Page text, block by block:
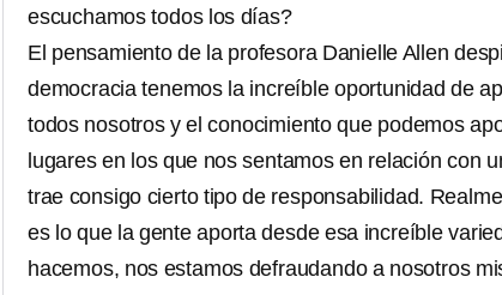
escuchamos todos los días?
El pensamiento de la profesora Danielle Allen
democracia tenemos la increíble oportunidad de
todos nosotros y el conocimiento que podemos
lugares en los que nos sentamos en relación con
trae consigo cierto tipo de responsabilidad.
es lo que la gente aporta desde esa increíble
hacemos, nos estamos defraudando a nosotros